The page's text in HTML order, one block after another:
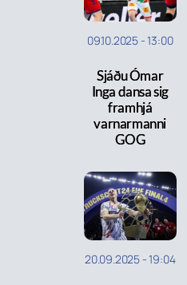
09.10.2025 -13:00
Sjáðu Ómar
Inga dansa sig
framhjá
varnarmanni
GOG
20.09.2025 -19:04